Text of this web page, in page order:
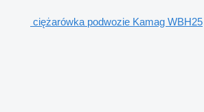
ciężarówka podwozie Kamag WBH25